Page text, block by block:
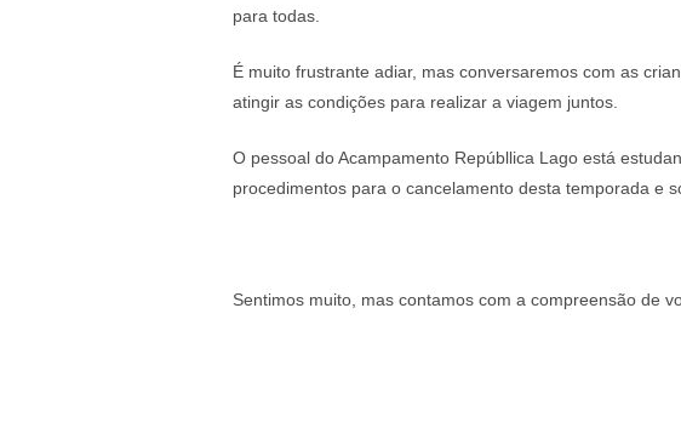
para todas.
É muito frustrante adiar, mas conversaremos com as
atingir as condições para realizar a viagem juntos.
O pessoal do Acampamento Repúbllica Lago está
procedimentos para o cancelamento desta temporada e
Sentimos muito, mas contamos com a compreensão de